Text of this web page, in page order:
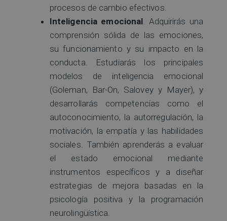
procesos de cambio efectivos.
Inteligencia emocional. Adquirirás una
comprensión sólida de las emociones,
su funcionamiento y su impacto en la
conducta. Estudiarás los principales
modelos de inteligencia emocional
(Goleman, Bar-On, Salovey y Mayer), y
desarrollarás competencias como el
autoconocimiento, la autorregulación, la
motivación, la empatía y las habilidades
sociales. También aprenderás a evaluar
el estado emocional mediante
instrumentos específicos y a diseñar
estrategias de mejora basadas en la
psicología positiva y la programación
neurolingüística.